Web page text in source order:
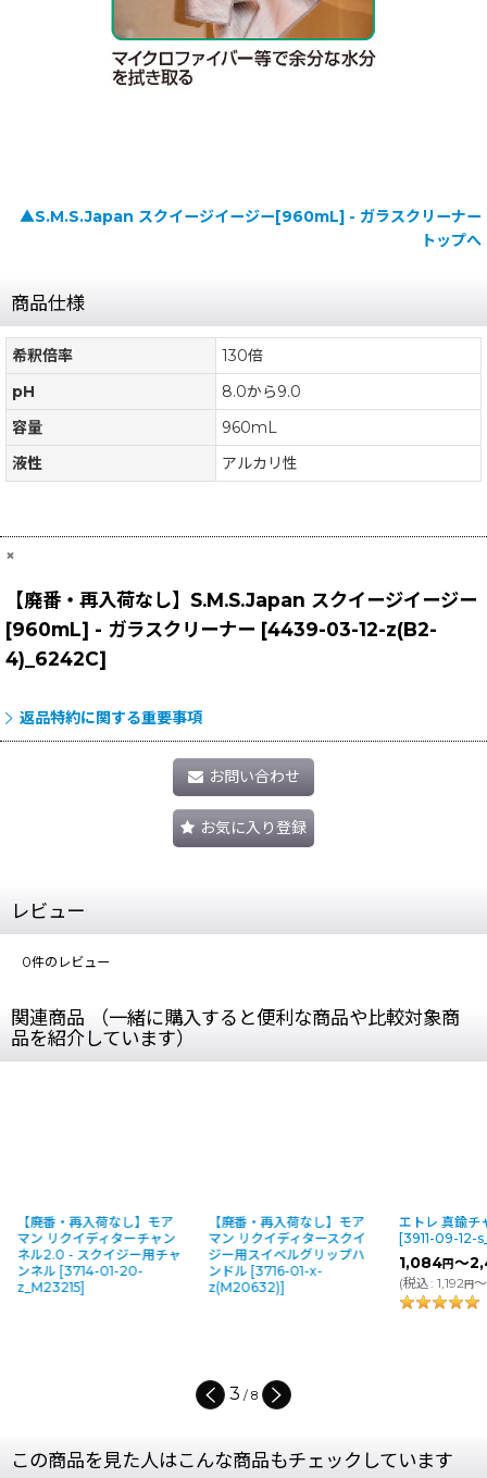
▲S.M.S.Japan スクイージイージー[960mL] - ガラスクリーナー
トップへ
商品仕様
希釈倍率
130倍
pH
8.0から9.0
容量
960mL
液性
アルカリ性
×
【廃番・再入荷なし】S.M.S.Japan スクイージイージー
[960mL] - ガラスクリーナー [4439-03-12-z(B2-
4)_6242C]
返品特約に関する重要事項
お問い合わせ
お気に入り登録
レビュー
0件のレビュー
関連商品 （一緒に購入すると便利な商品や比較対象商
品を紹介しています）
モア
ャン
チャ
【廃番・再入荷なし】モア
マン リクイディタースクイ
ジー用スイベルグリップハ
ンドル [3716-01-x-
z(M20632)
エトレ 真鍮チャンネル
[3911-09-12-s_1119
1,084円 ～2,461 (税別)
(税込
エト
[
(税込
4 / 8
この商品を見た人はこんな商品もチェックしています